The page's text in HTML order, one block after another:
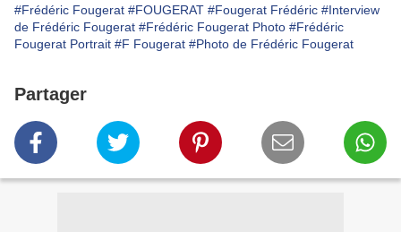
#Frédéric Fougerat #FOUGERAT #Fougerat Frédéric #Interview
de Frédéric Fougerat #Frédéric Fougerat Photo #Frédéric
Fougerat Portrait #F Fougerat #Photo de Frédéric Fougerat
Partager